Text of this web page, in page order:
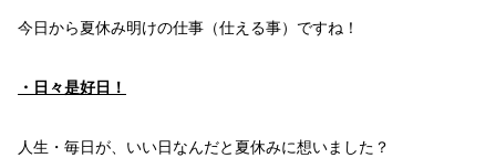
今日から夏休み明けの仕事 （仕える事） ですね！
・日々是好日！
人生・毎日が、いい日なんだと夏休みに想いました？